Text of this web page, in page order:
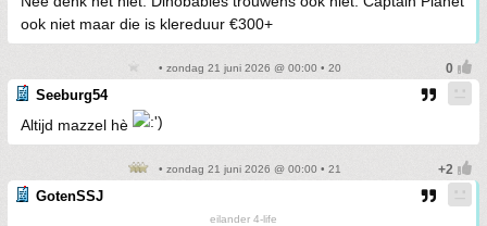
ook niet maar die is klereduur €300+
• zondag 21 juni 2026 @ 00:00 • 20
Seeburg54
Altijd mazzel hè
• zondag 21 juni 2026 @ 00:00 • 21
GotenSSJ
eilander 4-life